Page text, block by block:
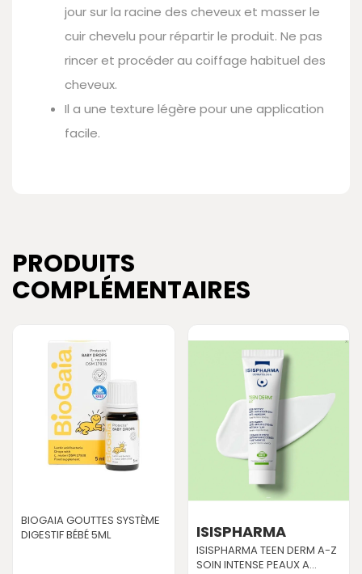
jour sur la racine des cheveux et masser le
cuir chevelu pour répartir le produit. Ne pas
rincer et procéder au coiffage habituel des
cheveux.
Il a une texture légère pour une application
facile.
PRODUITS
COMPLÉMENTAIRES
BIOGAIA GOUTTES SYSTÈME
DIGESTIF BÉBÉ 5ML
ISISPHARMA
ISISPHARMA TEEN DERM A-Z
SOIN INTENSE PEAUX A...